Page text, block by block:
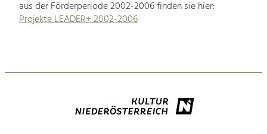
aus der Förderperiode 2002-2006 finden sie hier:
Projekte LEADER+ 2002-2006